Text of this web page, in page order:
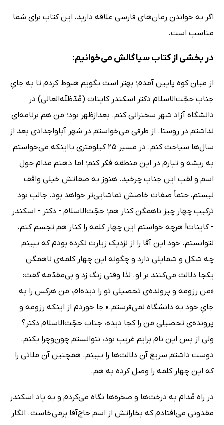
اگر به خواندن رمان‌های فارسی علاقه دارید، این کتاب برای شما
مناسب است.
در بخشی از کتاب سیاگالش می‌خوانیم:
از میان کوه پایین آمدم؛ بهتر است بگویم هبوط کردم تا به‌ جایِ
جناب حجّت‌الاسلام دکتر اسکندر کاینات (مُدّظلّه‌العالی) در
دانشگاه آزاد شهر سخنرانی کنم. بعدازظهر بود؛ من هم برنامه‌ای
نداشتم در روستا. از طرفی می‌خواستم در شهر آباواجدادی بعد از
سال‌ها سیاحت کنم. در مسیر 25 کیلومتری بااینکه می‌خواستم
به ریشه و تبارم در این منطقه فکر کنم؛ اما ذهنم مدام حول
اسم و لقب این جناب چرخید. هنوز به صفاتش خیلی واقف
نیستم، حتماً صفات خاصش تماشایی‌تر خواهد بود. جالب بود
ترکیب چهار چیز ناهمگن کنار هم؛ حجّت‌الاسلام - دکتر - اسکندر
- کاینات! هرچه خواستم این چهار کلمه را کنار هم تجسم کنم،
نتوانستم. خود این آقا را از نزدیک زیارت نکرده بودم که ببینم
چه شکل و شمایلی دارد و چگونه این چهار کلمه‌ی ناهمگن
یکجا دلالت می‌کنند بر او. لذا وقتی زنگ زد و بی‌مقدّمه گفت:
«من رزومه و پرونده‌ی تحصیلی تو را دیده‌ام، من هرکس را به‌
جایِ خود به دانشگاه نمی‌فرستم.» جا خوردم از اینکه رزومه و
پرونده‌ی تحصیلی من را کجا دیده، جناب حجّت‌الاسلام دکتر؟
ولی از بس این نام برایم غریب بود، نتوانستم چون‌وچرا بکنم.
دوست داشتم سریع آن دلالت‌ها را ببینم. همچنین آن ملاتی را
که این چهار کلمه را وصل کرده به‌ هم.
در راه مُدام به درخت‌ها و صخره‌ها نگاه می‌کردم و به یاد اسکندر
مقدونی می‌افتادم که بخاراتش از اسم حاج‌آقا برمی‌خاست. انگار